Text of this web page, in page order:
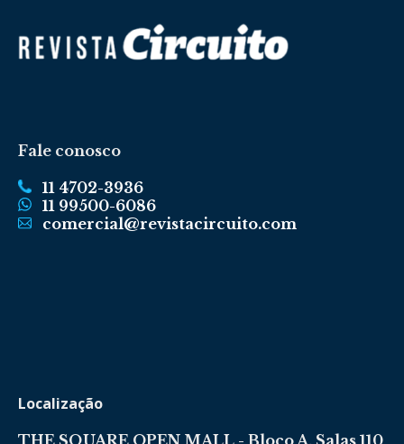
Fale conosco
11 4702-3936
11 99500-6086
comercial@revistacircuito.com
Localização
THE SQUARE OPEN MALL - Bloco A, Salas 110